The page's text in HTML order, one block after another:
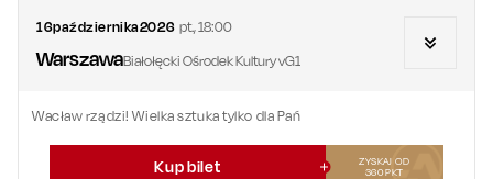
16października2026 pt.,18:00
WarszawaBiałołęcki Ośrodek Kultury vG1
Wacław rządzi! Wielka sztuka tylko dla Pań
Kup bilet
ZYSKAJ OD
360PKT